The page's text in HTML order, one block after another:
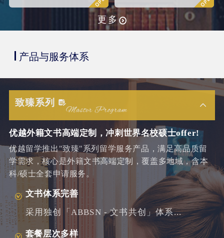
更多
产品与服务体系
致臻系列
优越外籍文书高端定制，冲刺世界名校硕士offer!
优越留学推出"致臻"系列留学服务产品，满足高品质留
学需求，核心是外籍文书高端定制，覆盖多地域，含本
科/硕士全套申请服务。
文书体系完善
采用独创「ABBSN - 文书共创」体系...
套餐层次多样